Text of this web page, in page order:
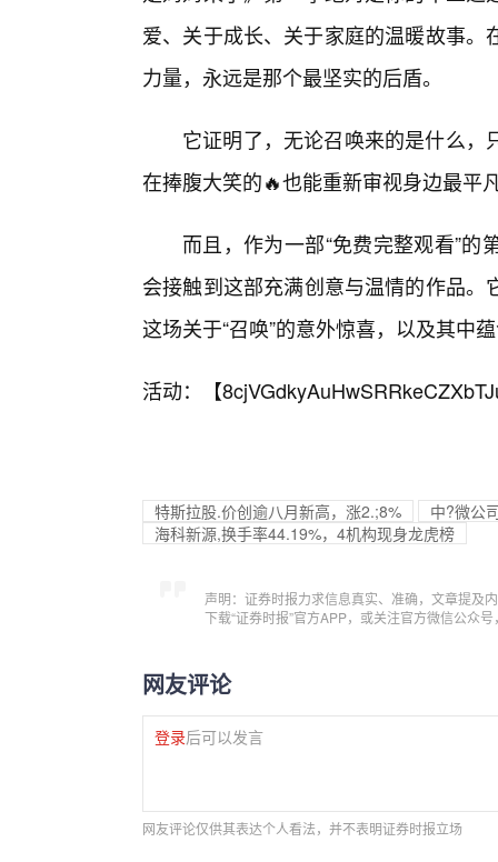
爱、关于成长、关于家庭的温暖故事
力量，永远是那个最坚实的后盾。
它证明了，无论召唤来的是什么
在捧腹大笑的🔥也能重新审视身边最
而且，作为一部“免费完整观看”
会接触到这部充满创意与温情的作品
这场关于“召唤”的意外惊喜，以及其中
活动：【
特斯拉股.价创逾八月新高，涨2.;8%
中?微公
海科新源,换手率44.19%，4机构现身龙虎榜
声明：证券时报力求信息真实、准确，文章提及
下载“证券时报”官方APP，或关注官方微信公众
网友评论
登录后可以发言
网友评论仅供其表达个人看法，并不表明证券时报立场